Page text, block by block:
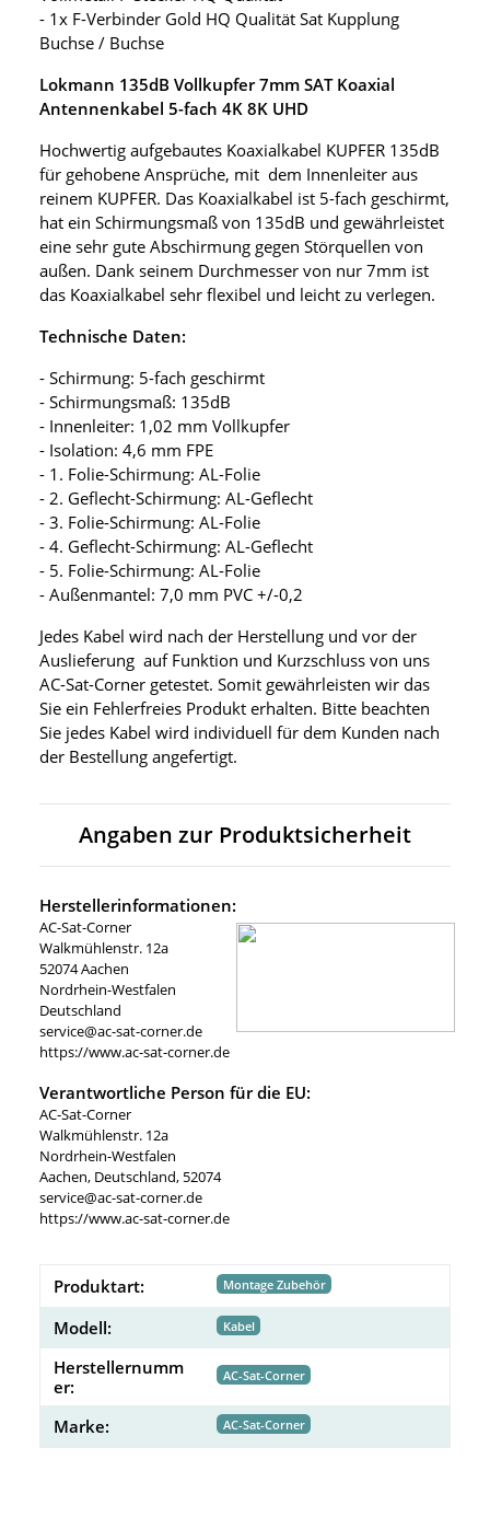
- 1x F-Verbinder Gold HQ Qualität Sat Kupplung
Buchse / Buchse
Lokmann 135dB Vollkupfer 7mm SAT Koaxial
Antennenkabel 5-fach 4K 8K UHD
Hochwertig aufgebautes Koaxialkabel KUPFER 135dB
für gehobene Ansprüche, mit dem Innenleiter aus
reinem KUPFER. Das Koaxialkabel ist 5-fach geschirmt,
hat ein Schirmungsmaß von 135dB und gewährleistet
eine sehr gute Abschirmung gegen Störquellen von
außen. Dank seinem Durchmesser von nur 7mm ist
das Koaxialkabel sehr flexibel und leicht zu verlegen.
Technische Daten:
- Schirmung: 5-fach geschirmt
- Schirmungsmaß: 135dB
- Innenleiter: 1,02 mm Vollkupfer
- Isolation: 4,6 mm FPE
- 1. Folie-Schirmung: AL-Folie
- 2. Geflecht-Schirmung: AL-Geflecht
- 3. Folie-Schirmung: AL-Folie
- 4. Geflecht-Schirmung: AL-Geflecht
- 5. Folie-Schirmung: AL-Folie
- Außenmantel: 7,0 mm PVC +/-0,2
Jedes Kabel wird nach der Herstellung und vor der
Auslieferung auf Funktion und Kurzschluss von uns
AC-Sat-Corner getestet. Somit gewährleisten wir das
Sie ein Fehlerfreies Produkt erhalten. Bitte beachten
Sie jedes Kabel wird individuell für dem Kunden nach
der Bestellung angefertigt.
Angaben zur Produktsicherheit
Herstellerinformationen:
AC-Sat-Corner
Walkmühlenstr. 12a
52074 Aachen
Nordrhein-Westfalen
Deutschland
service@ac-sat-corner.de
https://www.ac-sat-corner.de
Verantwortliche Person für die EU:
AC-Sat-Corner
Walkmühlenstr. 12a
Nordrhein-Westfalen
Aachen, Deutschland, 52074
service@ac-sat-corner.de
https://www.ac-sat-corner.de
Produktart: Montage Zubehör
Modell: Kabel
Herstellernumm
er:
AC-Sat-Corner
Marke: AC-Sat-Corner